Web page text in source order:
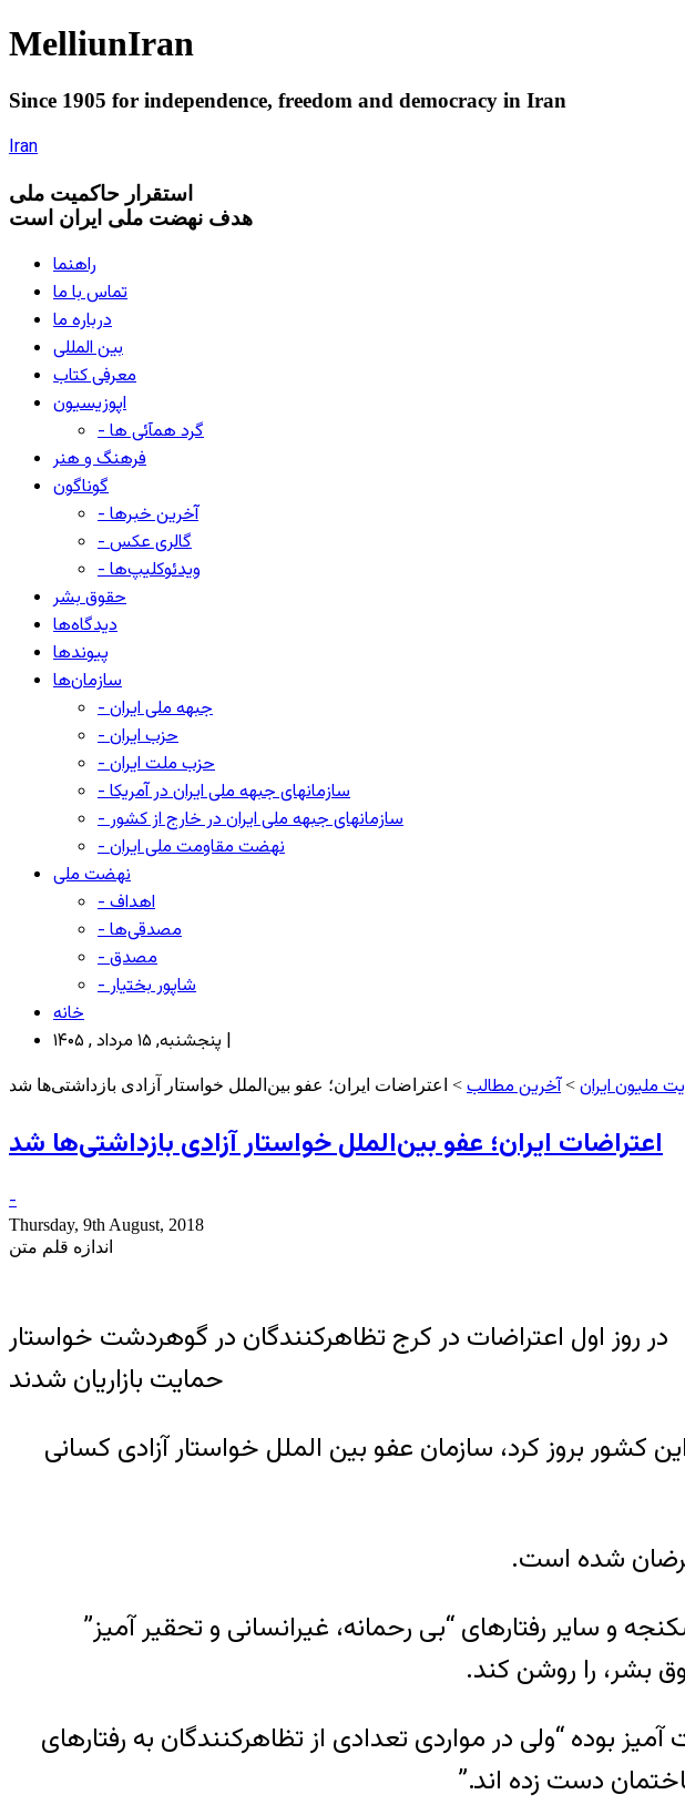
MelliunIran
Since 1905 for independence, freedom and democracy in Iran
Iran
استقرار حاکميت ملی
هدف نهضت ملی ایران است
راهنما
تماس با ما
درباره ما
بین المللی
معرفی کتاب
اپوزیسیون
- گرد همآئی ها
فرهنگ و هنر
گوناگون
- آخرین خبرها
- گالری عکس
- ویدئوکلیپ‌ها
حقوق بشر
دیدگاه‌ها
پیوندها
سازمان‌ها
- جبهه ملی ایران
- حزب ایران
- حزب ملت ایران
- سازمانهای جبهه ملی ایران در آمریکا
- سازمانهای جبهه ملی ایران در خارج از کشور
- نهضت مقاومت ملی ایران
نهضت ملی
- اهداف
- مصدقی‌ها
- مصدق
- شاپور بختیار
خانه
پنجشنبه, ۱۵ مرداد , ۱۴۰۵ |
ملیون ایران >آخرین مطالب > اعتراضات ایران؛ عفو بین‌الملل خواستار آزادی بازداشتی‌ها شد
اعتراضات ایران؛ عفو بین‌الملل خواستار آزادی بازداشتی‌ها شد
-
Thursday, 9th August, 2018
اندازه قلم متن
در روز اول اعتراضات در کرج تظاهرکنندگان در گوهردشت خواستار
حمایت بازاریان شدند
بروز کرد، سازمان عفو بین الملل خواستار آزادی کسانی
شده است.
و سایر رفتارهای “بی رحمانه، غیرانسانی و تحقیر آمیز”
بشر، را روشن کند.
اصفهان شروع شد مسالمت آمیز بوده “ولی در مواردی تعدادی از تظاهرکنندگان به رفتارهای
دست زده اند.”